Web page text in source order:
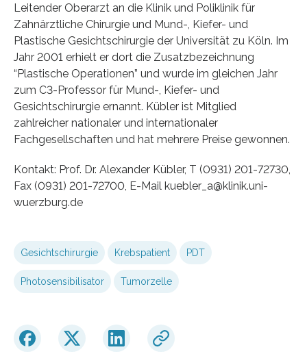
Leitender Oberarzt an die Klinik und Poliklinik für
Zahnärztliche Chirurgie und Mund-, Kiefer- und
Plastische Gesichtschirurgie der Universität zu Köln. Im
Jahr 2001 erhielt er dort die Zusatzbezeichnung
“Plastische Operationen” und wurde im gleichen Jahr
zum C3-Professor für Mund-, Kiefer- und
Gesichtschirurgie ernannt. Kübler ist Mitglied
zahlreicher nationaler und internationaler
Fachgesellschaften und hat mehrere Preise gewonnen.
Kontakt: Prof. Dr. Alexander Kübler, T (0931) 201-72730,
Fax (0931) 201-72700, E-Mail kuebler_a@klinik.uni-
wuerzburg.de
Gesichtschirurgie Krebspatient PDT
Photosensibilisator Tumorzelle